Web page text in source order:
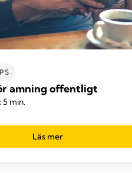
amning offentligt
5 min.
Läs mer